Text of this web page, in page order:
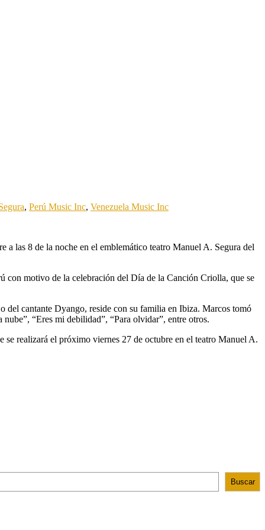
, Perú Music Inc, Venezuela Music Inc
a las 8 de la noche en el emblemático teatro Manuel A. Segura del
con motivo de la celebración del Día de la Canción Criolla, que se
del cantante Dyango, reside con su familia en Ibiza. Marcos tomó
“Eres mi debilidad”, “Para olvidar”, entre otros.
se realizará el próximo viernes 27 de octubre en el teatro Manuel A.
Buscar